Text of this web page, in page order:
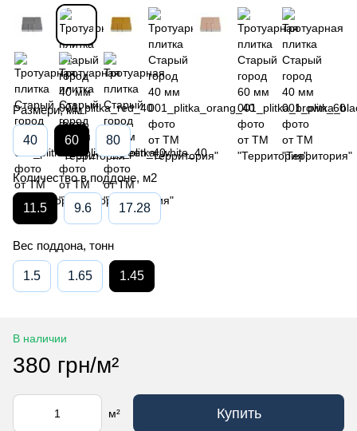
Размери, мм
40 60 80
Количество в поддоне, м2
11.5 9.6 17.28
Вес поддона, тонн
1.5 1.65 1.45
В наличии
380 грн/м²
м² Купить